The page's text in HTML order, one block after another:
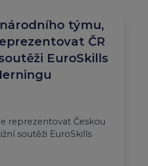
týmu,
ČR
EuroSkills
reprezentovat Českou
soutěži EuroSkills